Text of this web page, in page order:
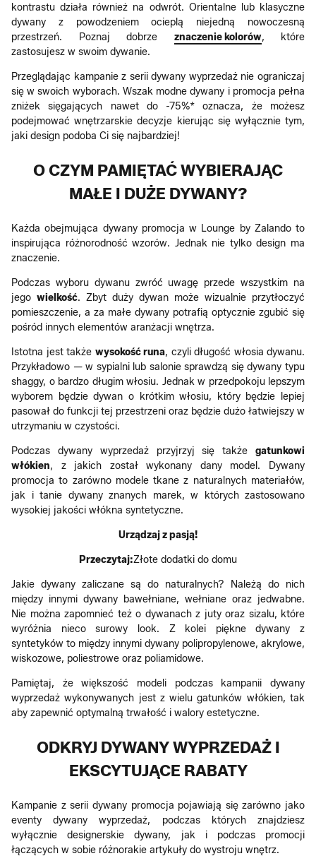
kontrastu działa również na odwrót. Orientalne lub klasyczne
dywany z powodzeniem ocieplą niejedną nowoczesną
przestrzeń. Poznaj dobrze znaczenie kolorów, które
zastosujesz w swoim dywanie.
Przeglądając kampanie z serii dywany wyprzedaż nie ograniczaj
się w swoich wyborach. Wszak modne dywany i promocja pełna
zniżek sięgających nawet do -75%* oznacza, że możesz
podejmować wnętrzarskie decyzje kierując się wyłącznie tym,
jaki design podoba Ci się najbardziej!
O CZYM PAMIĘTAĆ WYBIERAJĄC
MAŁE I DUŻE DYWANY?
Każda obejmująca dywany promocja w Lounge by Zalando to
inspirująca różnorodność wzorów. Jednak nie tylko design ma
znaczenie.
Podczas wyboru dywanu zwróć uwagę przede wszystkim na
jego wielkość. Zbyt duży dywan może wizualnie przytłoczyć
pomieszczenie, a za małe dywany potrafią optycznie zgubić się
pośród innych elementów aranżacji wnętrza.
Istotna jest także wysokość runa, czyli długość włosia dywanu.
Przykładowo — w sypialni lub salonie sprawdzą się dywany typu
shaggy, o bardzo długim włosiu. Jednak w przedpokoju lepszym
wyborem będzie dywan o krótkim włosiu, który będzie lepiej
pasował do funkcji tej przestrzeni oraz będzie dużo łatwiejszy w
utrzymaniu w czystości.
Podczas dywany wyprzedaż przyjrzyj się także gatunkowi
włókien, z jakich został wykonany dany model. Dywany
promocja to zarówno modele tkane z naturalnych materiałów,
jak i tanie dywany znanych marek, w których zastosowano
wysokiej jakości włókna syntetyczne.
Urządzaj z pasją!
Przeczytaj:Złote dodatki do domu
Jakie dywany zaliczane są do naturalnych? Należą do nich
między innymi dywany bawełniane, wełniane oraz jedwabne.
Nie można zapomnieć też o dywanach z juty oraz sizalu, które
wyróżnia nieco surowy look. Z kolei piękne dywany z
syntetyków to między innymi dywany polipropylenowe, akrylowe,
wiskozowe, poliestrowe oraz poliamidowe.
Pamiętaj, że większość modeli podczas kampanii dywany
wyprzedaż wykonywanych jest z wielu gatunków włókien, tak
aby zapewnić optymalną trwałość i walory estetyczne.
ODKRYJ DYWANY WYPRZEDAŻ I
EKSCYTUJĄCE RABATY
Kampanie z serii dywany promocja pojawiają się zarówno jako
eventy dywany wyprzedaż, podczas których znajdziesz
wyłącznie designerskie dywany, jak i podczas promocji
łączących w sobie różnorakie artykuły do wystroju wnętrz.